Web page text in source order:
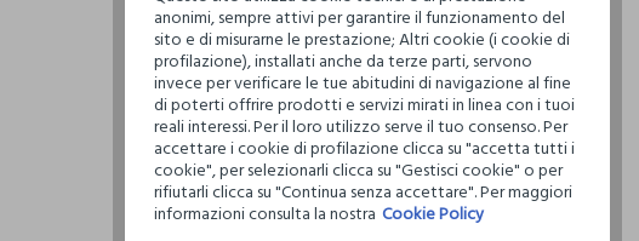
restrittivi
Clicca qui
I nostri
COSNOVA
per
anonimi, sempre attivi per garantire il funzionamento del
sito e di misurarne le prestazione; Altri cookie (i cookie di
profilazione), installati anche da terze parti, servono
invece per verificare le tue abitudini di navigazione al fine
di poterti offrire prodotti e servizi mirati in linea con i tuoi
reali interessi. Per il loro utilizzo serve il tuo consenso. Per
accettare i cookie di profilazione clicca su "accetta tutti i
cookie", per selezionarli clicca su "Gestisci cookie" o per
rifiutarli clicca su "Continua senza accettare". Per maggiori
informazioni consulta la nostra Cookie Policy